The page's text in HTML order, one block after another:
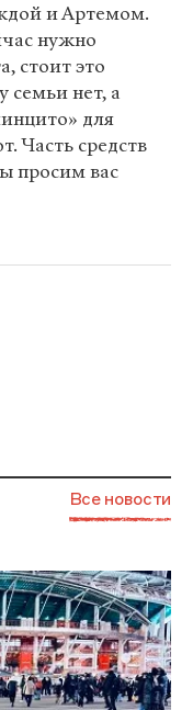
и Артемом.
нужно
стоит это
семьи нет, а
для
Часть средств
просим вас
Все новости